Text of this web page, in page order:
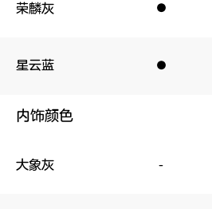
豪华移动起居内舱
- 豪华配置
- 空间与储物
便捷功能
荣麟灰 ●
星云蓝 ●
内饰颜色
大象灰 -
●
●
-